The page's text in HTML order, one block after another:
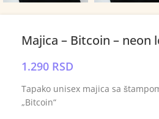
Majica – Bitcoin – neon
1.290 RSD
Tapako unisex majica sa
„Bitcoin“